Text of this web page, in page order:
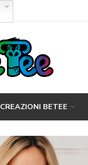
CREAZIONI BETEE